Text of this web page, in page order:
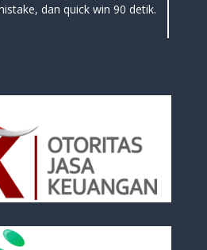
dan quick win 90 detik.